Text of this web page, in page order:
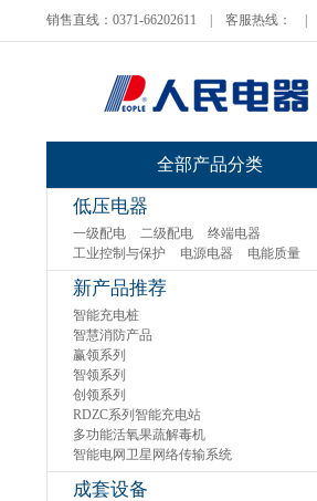
销售直线：0371-66202611 客服热线：
全部产品分类
低压电器
一级配电 二级配电
终端电器
工业控制与保护
电源电器 电能质量
新产品推荐
智能充电桩
智慧消防产品
赢领系列
智领系列
创领系列
RDZC系列智能充电站
多功能活氧果蔬解毒机
智能电网卫星网络传输系统
成套设备